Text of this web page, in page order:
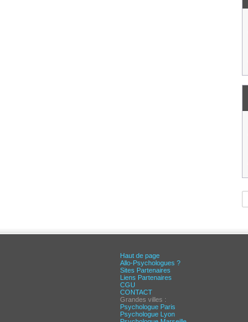
Haut de page
Allo-Psychologues ?
Sites Partenaires
Liens Partenaires
CGU
CONTACT
Grandes villes :
Psychologue Paris
Psychologue Lyon